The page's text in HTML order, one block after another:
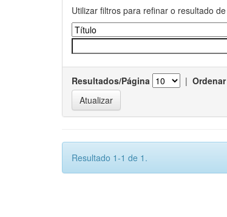
Utilizar filtros para refinar o resultado
Resultados/Página |
Resultado 1-1 de 1.